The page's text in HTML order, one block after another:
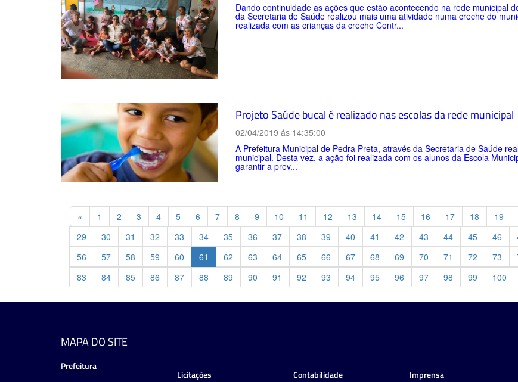
Dando continuidade as ações que estão acontecendo na rede municipal
da Secretaria de Saúde realizou mais uma atividade numa creche do
realizada com as crianças da creche Centr...
Projeto Saúde bucal é realizado nas escolas da rede municipal
02/04/2019 ás 14:35:00
A Prefeitura Municipal de Pedra Preta, através da Secretaria de Saúde
municipal. Desta vez, a ação foi realizada com os alunos da Escola
garantir a prev...
« Previous
1 2 3 4 5 6 7 8 9 10 11 12 13 14 15 16 17 18 19
29
30 31 32 33 34 35 36 37 38 39 40 41 42 43 44 45 46
56
57 58 59 60 61 62 63 64 65 66 67 68 69 70 71 72 73
83
84 85 86 87 88 89 90 91 92 93 94 95 96 97 98 99 100
MAPA DO SITE
Prefeitura
Licitações
Contabilidade
Imprensa